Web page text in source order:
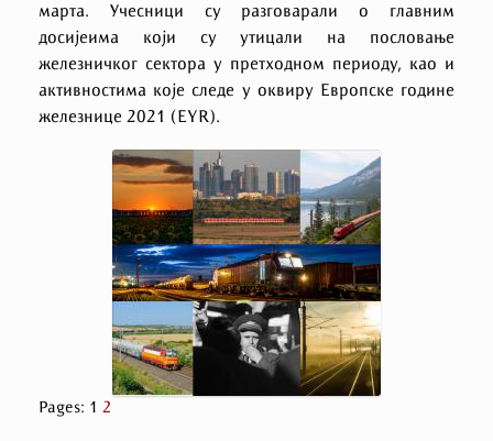
марта. Учесници су разговарали о главним
досијеима који су утицали на пословање
железничког сектора у претходном периоду, као и
активностима које следе у оквиру Европске године
железнице 2021 (EYR).
Pages: 1 2